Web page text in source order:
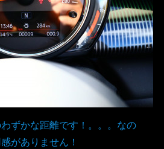
ずかな距離です！。。。なの
がありません！